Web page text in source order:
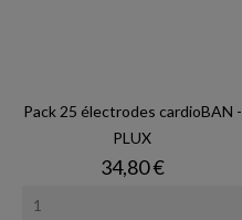
Pack 25 électrodes cardioBAN -
PLUX
Prix
34,80 €